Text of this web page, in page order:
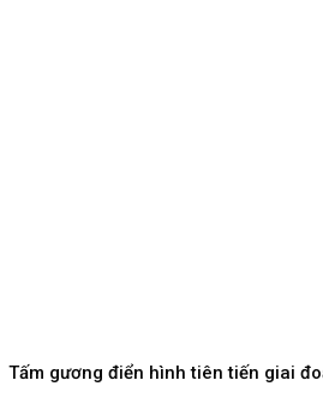
Tấm gương điển hình tiên tiến giai